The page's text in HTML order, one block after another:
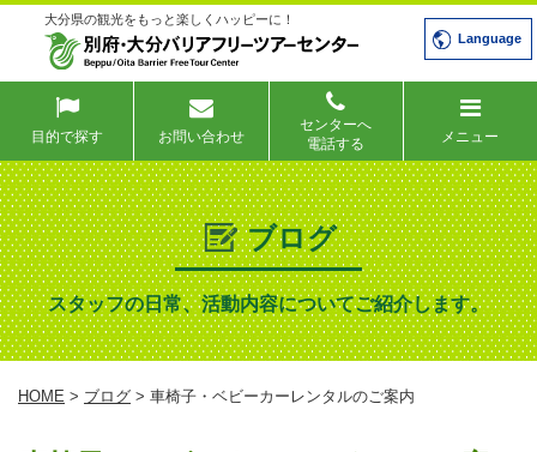
大分県の観光をもっと楽しくハッピーに！
Language
目的で探す お問い合わせ
センターへ
電話する
メニュー
ブログ
スタッフの日常、活動内容についてご紹介します。
HOME > ブログ > 車椅子・ベビーカーレンタルのご案内